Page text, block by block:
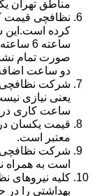
مناطق تهران
نظافچی قیمت
صورت تمام
دو ساعت
یعنی نیازی
ساعت کاری
قیمت یکسان
معتبر است.
شرکت نظافچی
است به همراه
کلیه نیروهای
بهداشتی را در